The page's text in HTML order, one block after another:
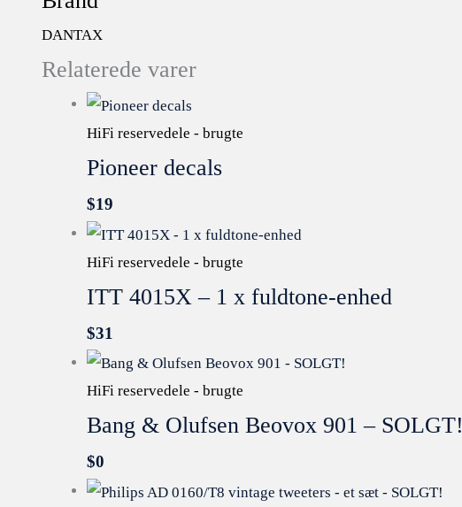
DANTAX
Relaterede varer
HiFi reservedele - brugte
Pioneer decals
$19
HiFi reservedele - brugte
ITT 4015X – 1 x fuldtone-enhed
$31
HiFi reservedele - brugte
Bang & Olufsen Beovox 901 – SOLGT!
$0